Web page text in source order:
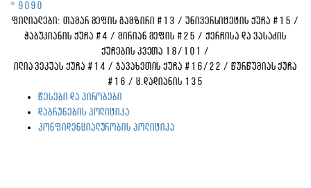
* 9090
ფილიალები: თამარ მეფის გამზირი #13 / უნივერსიტეტის ქუჩა #15 /
ჭაბუკიანის ქუჩა #4 / მირიან მეფის #25 /ქერჩისა და ვასაძის
ქუჩების კვეთა 18/101 /
ილია ვეკუას ქუჩა #14 / ჯავახეთის ქუჩა #16/22 / წურწუმიას ქუჩა
#16 /ც.დადიანის 135
წესები და პირობები
დაბრუნების პოლიტიკა
კონფიდენციალურობის პოლიტიკა